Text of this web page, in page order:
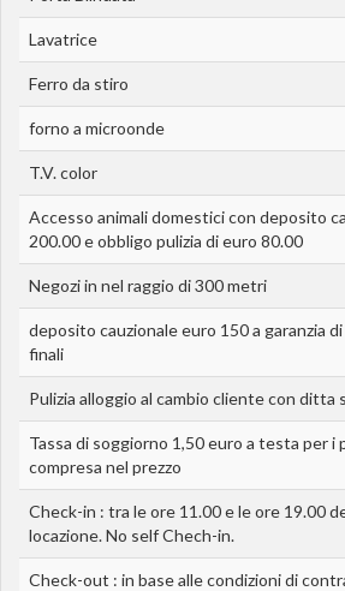
Lavatrice
Ferro da stiro
forno a microonde
T.V. color
Accesso animali domestici con deposito
200.00 e obbligo pulizia di euro 80.00
Negozi in nel raggio di 300 metri
deposito cauzionale euro 150 a garanzia
finali
Pulizia alloggio al cambio cliente con ditta
Tassa di soggiorno 1,50 euro a testa per i
compresa nel prezzo
Check-in : tra le ore 11.00 e le ore 19.00
locazione. No self Chech-in.
Check-out : in base alle condizioni di